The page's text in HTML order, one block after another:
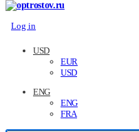
Log in
USD
EUR
USD
ENG
ENG
FRA